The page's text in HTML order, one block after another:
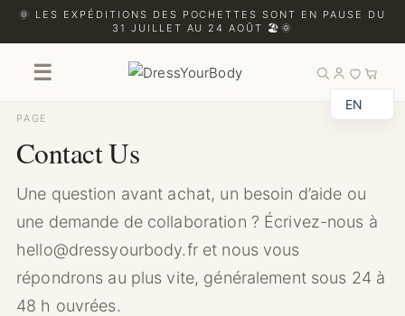
Contact Us
🌞 LES EXPÉDITIONS DES POCHETTES SONT EN PAUSE DU
31 JUILLET AU 24 AOÛT 🏖️🌞
☰
PAGE
Contact Us
Une question avant achat, un besoin d’aide ou
une demande de collaboration ? Écrivez-nous à
hello@dressyourbody.fr et nous vous
répondrons au plus vite, généralement sous 24 à
48 h ouvrées.
EN